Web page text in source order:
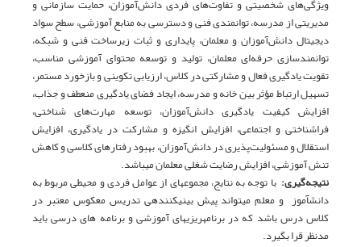
ویژگی‌های شخصیتی و تفاوت‌های فردی دانش‌آموزان، حمایت سازمانی و
مدیریتی از مدرسه، توانمندی فنی و دسترسی به منابع آموزشی، سطح سواد
دیجیتال دانش‌آموزان و معلمان، پایداری و ثبات زیرساخت فنی و شبکه،
توانمندسازی حرفه‌ای معلمان، تولید و توسعه محتوای آموزشی مناسب،
تقویت یادگیری فعال و مشارکتی در کلاس، ارزیابی تکوینی و بازخورد مستمر،
تسهیل ارتباط مؤثر بین خانه و مدرسه، ایجاد فضای یادگیری منعطف و جذاب،
افزایش کیفیت یادگیری دانش‌آموزان، توسعه مهارت‌های شناختی،
فراشناختی و اجتماعی، افزایش انگیزه و مشارکت در یادگیری، افزایش
استقلال و مسئولیت‌پذیری در دانش‌آموزان، بهبود رفتارهای کلاسی و کاهش
تنش آموزشی، افزایش رضایت شغلی معلمان می­باشد.
نتیجهگیری: با توجه به نتایج، مجموعه­ای از عوامل فردی و محیطی مربوط به
دانش­آموز و معلم می­تواند پیش بینی­کننده­ی تدریس معکوس معتبر در
کلاس درس باشد که در برنامه­ریزی­های آموزشی و برنامه­ های درسی باید
مدنظر قرا بگیرد.